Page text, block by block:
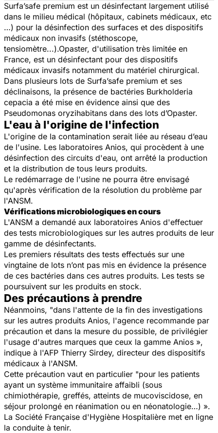
Surfa’safe premium est un désinfectant largement utilisé
dans le milieu médical (hôpitaux, cabinets médicaux, etc
…) pour la désinfection des surfaces et des dispositifs
médicaux non invasifs (stéthoscope,
tensiomètre...).Opaster, d'utilisation très limitée en
France, est un désinfectant pour des dispositifs
médicaux invasifs notamment du matériel chirurgical.
Dans plusieurs lots de Surfa’safe premium et ses
déclinaisons, la présence de bactéries Burkholderia
cepacia a été mise en évidence ainsi que des
Pseudomonas oryzihabitans dans des lots d’Opaster.
L'eau à l'origine de l'infection
L'origine de la contamination serait liée au réseau d’eau
de l'usine. Les laboratoires Anios, qui procèdent à une
désinfection des circuits d'eau, ont arrêté la production
et la distribution de tous leurs produits.
Le redémarrage de l'usine ne pourra être envisagé
qu'après vérification de la résolution du problème par
l'ANSM.
Vérifications microbiologiques en cours
L'ANSM a demandé aux laboratoires Anios d'effectuer
des tests microbiologiques sur les autres produits de leur
gamme de désinfectants.
Les premiers résultats des tests effectués sur une
vingtaine de lots n’ont pas mis en évidence la présence
de ces bactéries dans ces autres produits. Les tests se
poursuivent sur les produits en stock.
Des précautions à prendre
Néanmoins, "dans l'attente de la fin des investigations
sur les autres produits Anios, l'agence recommande par
précaution et dans la mesure du possible, de privilégier
l'usage d'autres marques que ceux la gamme Anios »,
indique à l'AFP Thierry Sirdey, directeur des dispositifs
médicaux à l'ANSM.
Cette précaution vaut en particulier "pour les patients
ayant un système immunitaire affaibli (sous
chimiothérapie, greffés, atteints de mucoviscidose, en
séjour prolongé en réanimation ou en néonatologie…) ».
La Société Française d'Hygiène Hospitalière met en ligne
la conduite à tenir.